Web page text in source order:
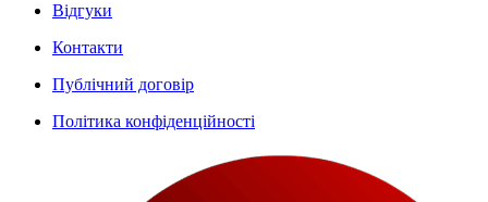
Відгуки
Контакти
Публічний договір
Політика конфіденційності